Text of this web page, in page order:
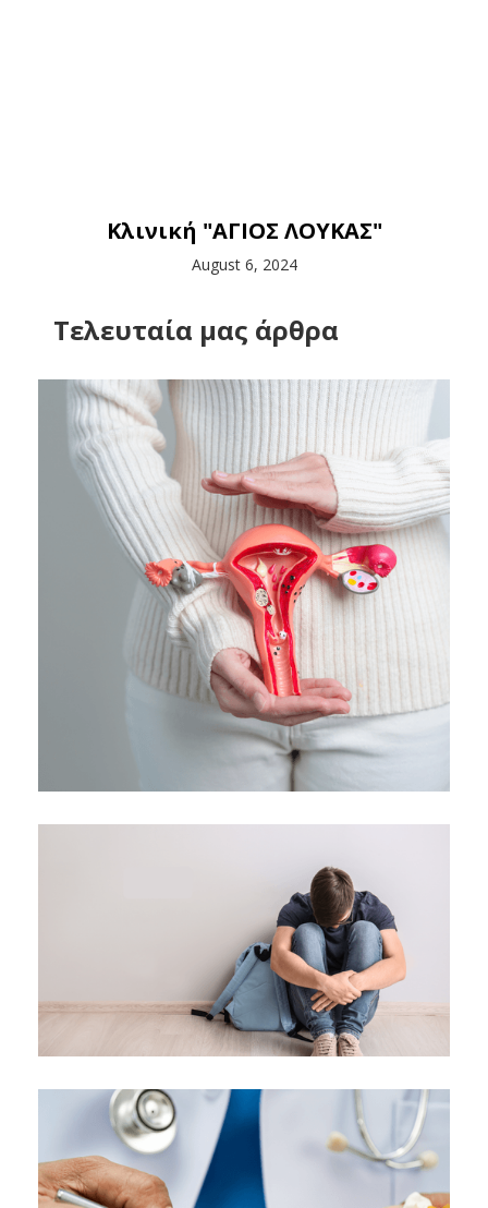
Κλινική "ΑΓΙΟΣ ΛΟΥΚΑΣ"
August 6, 2024
Tελευταία μας άρθρα
("θηλυκή φωνή")
Κλινική "ΑΓΙΟΣ ΛΟΥΚΑΣ"